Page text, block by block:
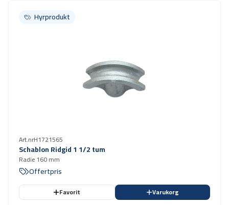
Hyrprodukt
Hyrprodukt
Art.nrH1721565
Schablon Ridgid 1 1/2 tum
Radie 160 mm
Offertpris
Favorit Varukorg